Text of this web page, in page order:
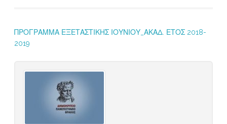
ΠΡΟΓΡΑΜΜΑ ΕΞΕΤΑΣΤΙΚΗΣ ΙΟΥΝΙΟΥ_ΑΚΑΔ. ΕΤΟΣ 2018-
2019